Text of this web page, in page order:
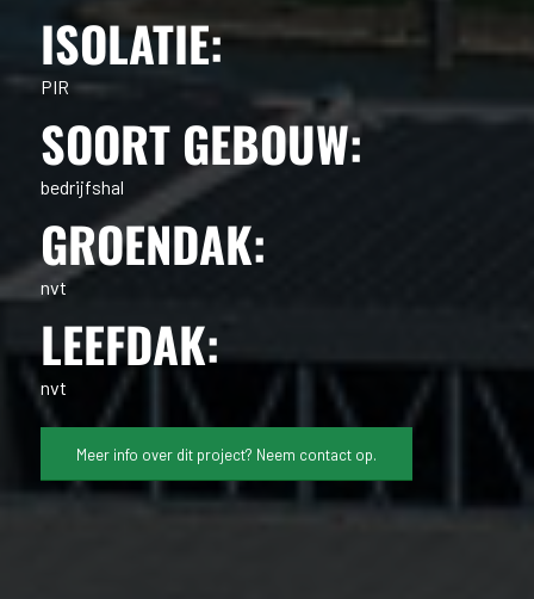
ISOLATIE:
PIR
SOORT GEBOUW:
bedrijfshal
GROENDAK:
nvt
LEEFDAK:
nvt
Meer info over dit project? Neem contact op.